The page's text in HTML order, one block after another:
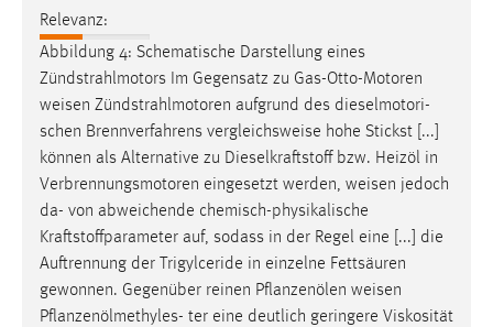
Relevanz:
Abbildung 4: Schematische Darstellung eines
Zündstrahlmotors Im Gegensatz zu Gas-Otto-Motoren
weisen Zündstrahlmotoren aufgrund des dieselmotori-
schen Brennverfahrens vergleichsweise hohe Stickst [...]
können als Alternative zu Dieselkraftstoff bzw. Heizöl in
Verbrennungsmotoren eingesetzt werden, weisen jedoch
da- von abweichende chemisch-physikalische
Kraftstoffparameter auf, sodass in der Regel eine [...] die
Auftrennung der Trigylceride in einzelne Fettsäuren
gewonnen. Gegenüber reinen Pflanzenölen weisen
Pflanzenölmethyles- ter eine deutlich geringere Viskosität